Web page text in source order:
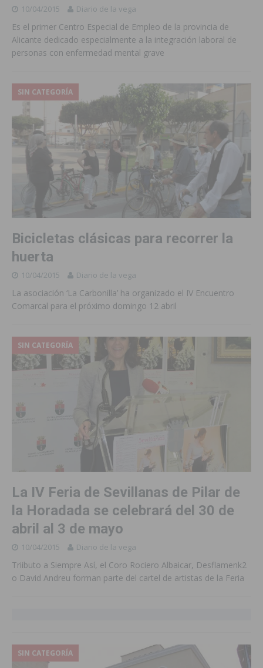
10/04/2015 Diario de la vega
Es el primer Centro Especial de Empleo de la provincia de
Alicante dedicado especialmente a la integración laboral de
personas con enfermedad mental grave
SIN CATEGORÍA
Bicicletas clásicas para recorrer la
huerta
10/04/2015 Diario de la vega
La asociación ‘La Carbonilla’ ha organizado el IV Encuentro
Comarcal para el próximo domingo 12 abril
SIN CATEGORÍA
La IV Feria de Sevillanas de Pilar de
la Horadada se celebrará del 30 de
abril al 3 de mayo
10/04/2015 Diario de la vega
Triibuto a Siempre Así, el Coro Rociero Albaicar, Desflamenk2
o David Andreu forman parte del cartel de artistas de la Feria
SIN CATEGORÍA